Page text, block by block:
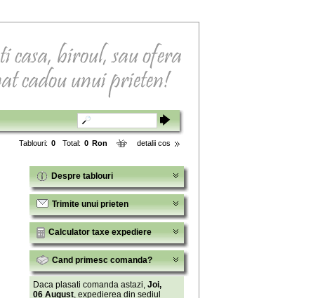
detalii cos
Tablouri: 0 Total: 0 Ron
Despre tablouri
Trimite unui prieten
Calculator taxe expediere
Cand primesc comanda?
Daca plasati comanda astazi, Joi,
06 August, expedierea din sediul